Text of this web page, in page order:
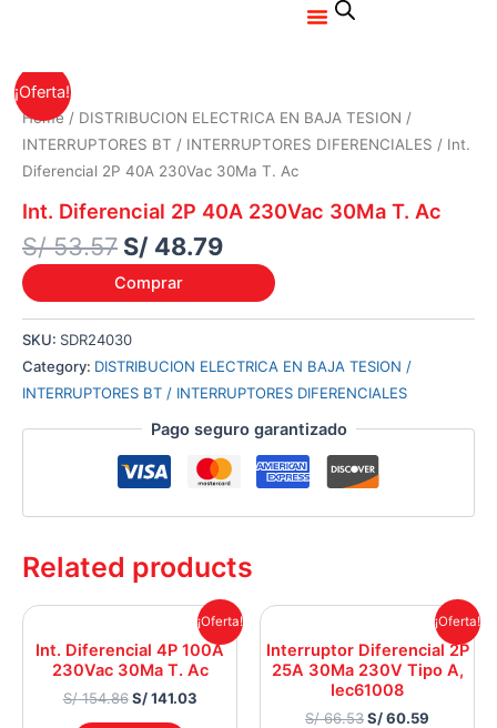
Menu
¡Oferta!
Home / DISTRIBUCION ELECTRICA EN BAJA TESION /
INTERRUPTORES BT / INTERRUPTORES DIFERENCIALES / Int.
Diferencial 2P 40A 230Vac 30Ma T. Ac
Int. Diferencial 2P 40A 230Vac 30Ma T. Ac
S/53.57
price
was:
S/ 53.57.
S/ 48.79
price
is:
S/ 48.79.
Comprar
SKU: SDR24030
Category: DISTRIBUCION ELECTRICA EN BAJA TESION /
INTERRUPTORES BT / INTERRUPTORES DIFERENCIALES
Pago seguro garantizado
Related products
¡Oferta!
Int. Diferencial 4P 100A
230Vac 30Ma T. Ac
S/154.86
was:
S/ 154.86.
S/141.03
Current
price
is:
S/ 141.03.
¡Oferta!
Interruptor Diferencial 2P
25A 30Ma 230V Tipo A,
Iec61008
S/66.53
was:
S/ 66.53.
S/60.59
Current
price
is:
S/ 60.59.